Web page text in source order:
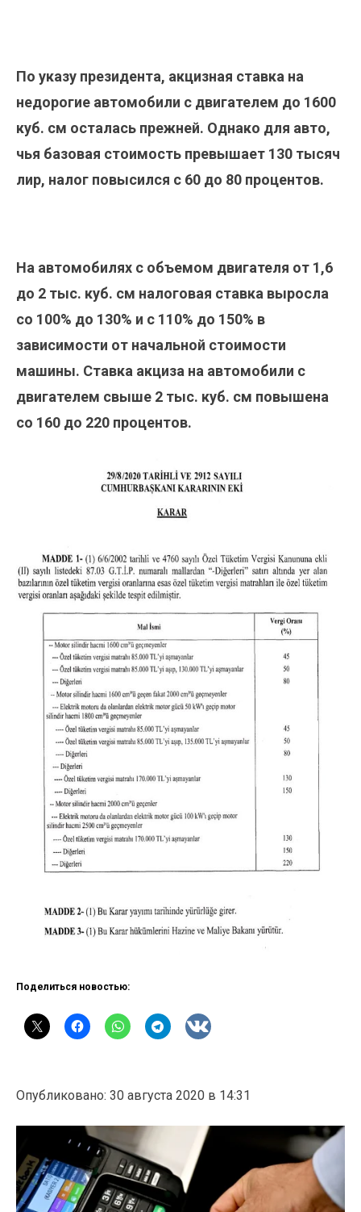
По указу президента, акцизная ставка на
недорогие автомобили с двигателем до 1600
куб. см осталась прежней. Однако для авто,
чья базовая стоимость превышает 130 тысяч
лир, налог повысился с 60 до 80 процентов.
На автомобилях с объемом двигателя от 1,6
до 2 тыс. куб. см налоговая ставка выросла
со 100% до 130% и с 110% до 150% в
зависимости от начальной стоимости
машины. Ставка акциза на автомобили с
двигателем свыше 2 тыс. куб. см повышена
со 160 до 220 процентов.
Поделиться новостью:
Опубликовано: 30 августа 2020 в 14:31